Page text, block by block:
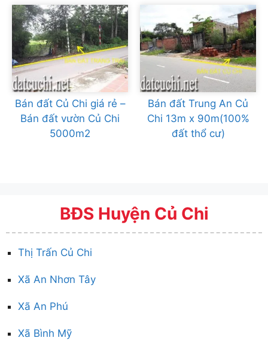
Bán đất Củ Chi giá rẻ –
Bán đất vườn Củ Chi
5000m2
Bán đất Trung An Củ
Chi 13m x 90m(100%
đất thổ cư)
BĐS Huyện Củ Chi
Thị Trấn Củ Chi
Xã An Nhơn Tây
Xã An Phú
Xã Bình Mỹ